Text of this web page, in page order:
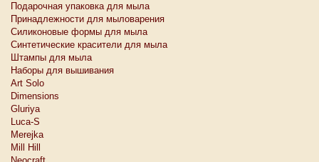
Подарочная упаковка для мыла
Принадлежности для мыловарения
Силиконовые формы для мыла
Синтетические красители для мыла
Штампы для мыла
Наборы для вышивания
Art Solo
Dimensions
Gluriya
Luca-S
Merejka
Mill Hill